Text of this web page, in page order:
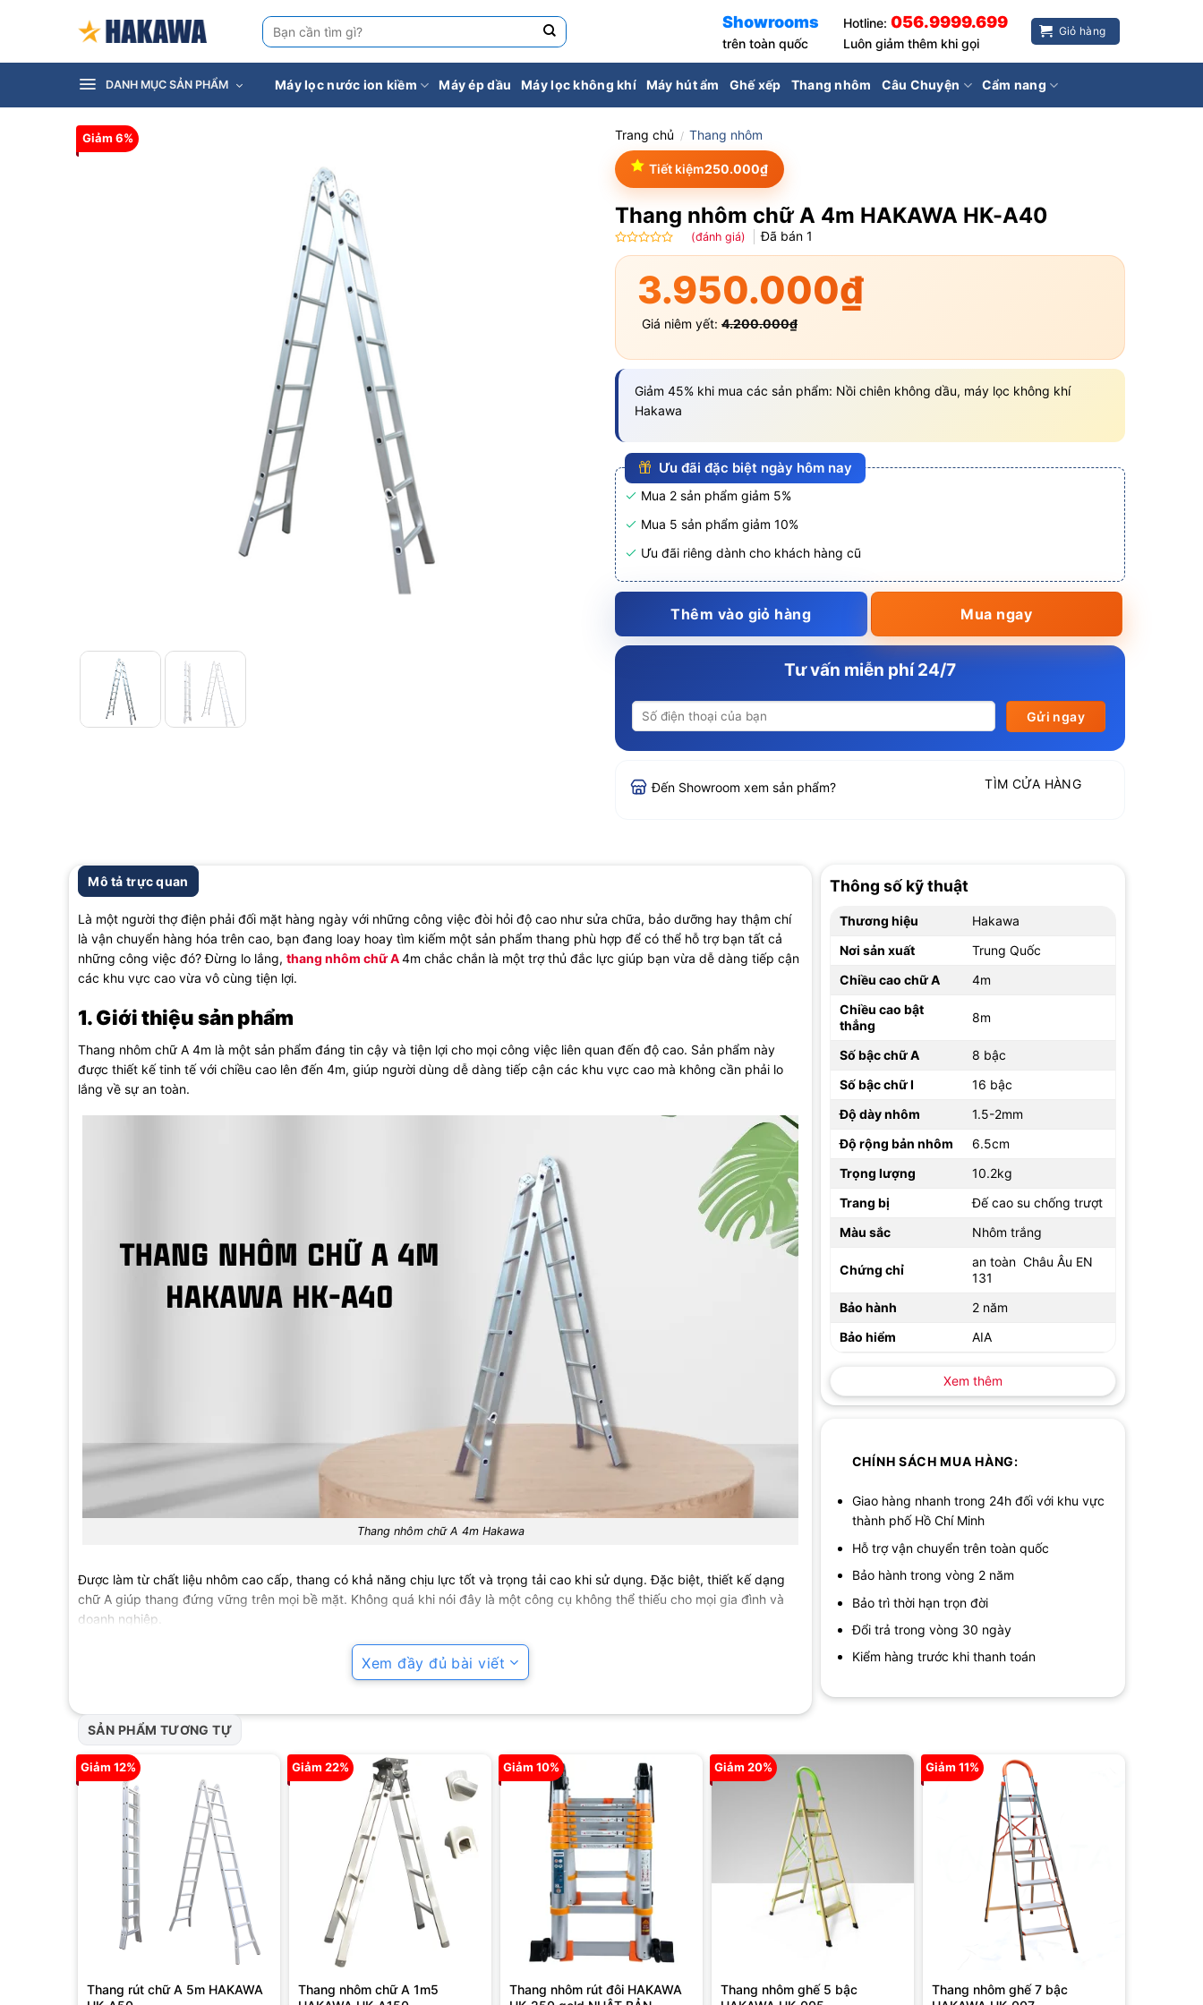
dung
Tìm
kiếm:
Showrooms
trên toàn quốc
Hotline:056.9999.699
Luôn giảm thêm khi gọi
Giỏ hàng
DANH MỤC SẢN PHẨM Máy lọc nước ion kiềm Máy ép dầu Máy lọc không khí Máy hút ẩm Ghế xếp Thang nhôm Câu Chuyện Cẩm nang
Giảm 6% Trang chủ / Thang nhôm
Tiết kiệm250.000₫
Thang nhôm chữ A 4m HAKAWA HK-A40
Được
xếp
hạng
(đánh giá) Đã bán 1
3.950.000₫
Giá niêm yết: 4.200.000₫
Giảm 45% khi mua các sản phẩm: Nồi chiên không dầu, máy lọc không khí
Hakawa
Ưu đãi đặc biệt ngày hôm nay
Mua 2 sản phẩm giảm 5%
Mua 5 sản phẩm giảm 10%
Ưu đãi riêng dành cho khách hàng cũ
Thêm vào giỏ hàng Mua ngay
Tư vấn miễn phí 24/7
Đến Showroom xem sản phẩm? TÌM CỬA HÀNG
Mô tả trực quan
Là một người thợ điện phải đối mặt hàng ngày với những công việc đòi hỏi độ cao như sửa chữa, bảo dưỡng hay thậm chí
là vận chuyển hàng hóa trên cao, bạn đang loay hoay tìm kiếm một sản phẩm thang phù hợp để có thể hỗ trợ bạn tất cả
những công việc đó? Đừng lo lắng, thang nhôm chữ A4m chắc chắn là một trợ thủ đắc lực giúp bạn vừa dễ dàng tiếp cận
các khu vực cao vừa vô cùng tiện lợi.
1. Giới thiệu sản phẩm
Thang nhôm chữ A 4m là một sản phẩm đáng tin cậy và tiện lợi cho mọi công việc liên quan đến độ cao. Sản phẩm này
được thiết kế tinh tế với chiều cao lên đến 4m, giúp người dùng dễ dàng tiếp cận các khu vực cao mà không cần phải lo
lắng về sự an toàn.
Thang nhôm chữ A 4m Hakawa
Được làm từ chất liệu nhôm cao cấp, thang có khả năng chịu lực tốt và trọng tải cao khi sử dụng. Đặc biệt, thiết kế dạng
chữ A giúp thang đứng vững trên mọi bề mặt. Không quá khi nói đây là mộtcông cụ không thể thiếu cho mọi gia đình và
doanh nghiệp.
này.
2.1. Thiết kế thông minh
Thang nhôm chữ A 4m là một sản phẩm vô cùng tiện dụng với thiết kế thông minh và linh hoạt.Thang có khả năng rút
gọn, cho phép người dùng thu nhỏ thang một cách dễ dàng, giúp người dùng tiết kiệm không gian khi cất giữ.
đặc biệt hữu ích trong các không gian nhỏ hẹp hoặc khi cần di chuyển thang từ nơi này sang nơi khác.
Xem đầy đủ bài viết
Thông số kỹ thuật
Thương hiệu
Hakawa
Nơi sản xuất
Trung Quốc
Chiều cao chữ A
4m
Chiều cao bật
thẳng
8m
Số bậc chữ A
8 bậc
Số bậc chữ I
16 bậc
Độ dày nhôm
1.5-2mm
Độ rộng bản nhôm
6.5cm
Trọng lượng
10.2kg
Trang bị
Đế cao su chống trượt
Màu sắc
Nhôm trắng
Chứng chỉ
an toàn Châu Âu EN
131
Bảo hành
2 năm
Bảo hiểm
AIA
Xem thêm
CHÍNH SÁCH MUA HÀNG:
Giao hàng nhanh trong 24h đối với khu vực
thành phố Hồ Chí Minh
Hỗ trợ vận chuyển trên toàn quốc
Bảo hành trong vòng 2 năm
Bảo trì thời hạn trọn đời
Đổi trả trong vòng 30 ngày
Kiểm hàng trước khi thanh toán
SẢN PHẨM TƯƠNG TỰ
Giảm 12%
Thang rút chữ A 5m HAKAWA
Giảm 22%
Thang nhôm chữ A 1m5
Giảm 10%
Thang nhôm rút đôi HAKAWA
Giảm 20%
Thang nhôm ghế 5 bậc
Giảm 11%
Thang nhôm ghế 7 bậc